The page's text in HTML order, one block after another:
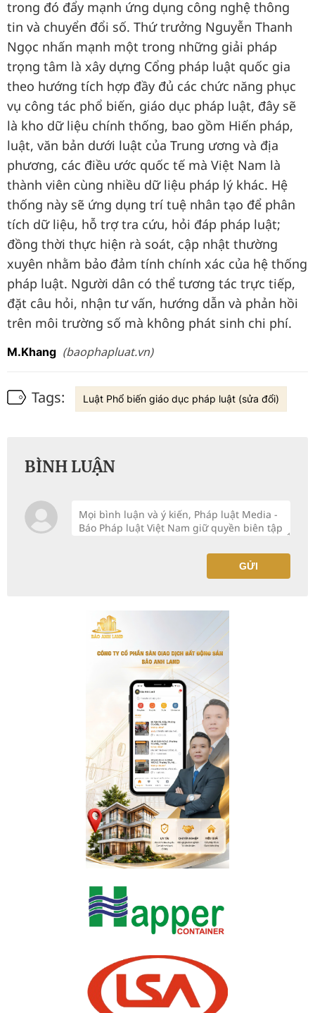
trong đó đẩy mạnh ứng dụng công nghệ thông
tin và chuyển đổi số. Thứ trưởng Nguyễn Thanh
Ngọc nhấn mạnh một trong những giải pháp
trọng tâm là xây dựng Cổng pháp luật quốc gia
theo hướng tích hợp đầy đủ các chức năng phục
vụ công tác phổ biến, giáo dục pháp luật, đây sẽ
là kho dữ liệu chính thống, bao gồm Hiến pháp,
luật, văn bản dưới luật của Trung ương và địa
phương, các điều ước quốc tế mà Việt Nam là
thành viên cùng nhiều dữ liệu pháp lý khác. Hệ
thống này sẽ ứng dụng trí tuệ nhân tạo để phân
tích dữ liệu, hỗ trợ tra cứu, hỏi đáp pháp luật;
đồng thời thực hiện rà soát, cập nhật thường
xuyên nhằm bảo đảm tính chính xác của hệ thống
pháp luật. Người dân có thể tương tác trực tiếp,
đặt câu hỏi, nhận tư vấn, hướng dẫn và phản hồi
trên môi trường số mà không phát sinh chi phí.
M.Khang (baophapluat.vn)
Tags: Luật Phổ biến giáo dục pháp luật (sửa đổi)
BÌNH LUẬN
GỬI